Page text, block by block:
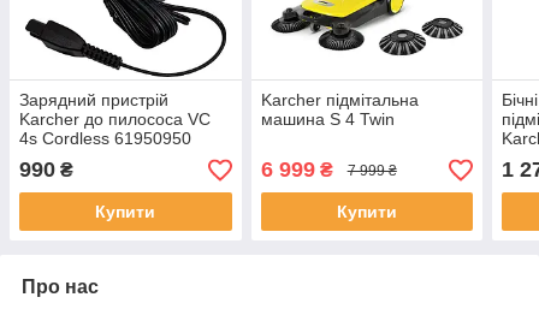
Зарядний пристрій
Karcher до пилососа VC
4s Cordless 61950950
990 ₴
Купити
Karcher підмітальна
машина S 4 Twin
6 999₴ 7 999 ₴
Купити
1
Про нас